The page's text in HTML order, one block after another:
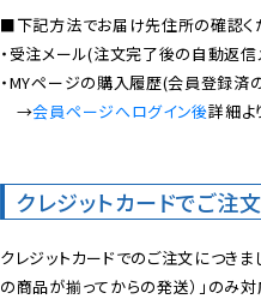
■下記方法でお届け先住所の確認く
・受注メール(注文完了後の自動返信
・MYページの購入履歴(会員登録済
→会員ページへログイン後詳細よ
クレジットカードでご注
クレジットカードでのご注文につき
の商品が揃ってからの発送）」のみ対